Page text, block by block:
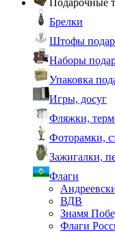
Подарочные
Брелки
Штофы
Наборы
Упаковка
Игры, досуг
Фляжки,
Фоторамки,
Зажигалки,
Флаги
ВДВ
Знамя
Флаги